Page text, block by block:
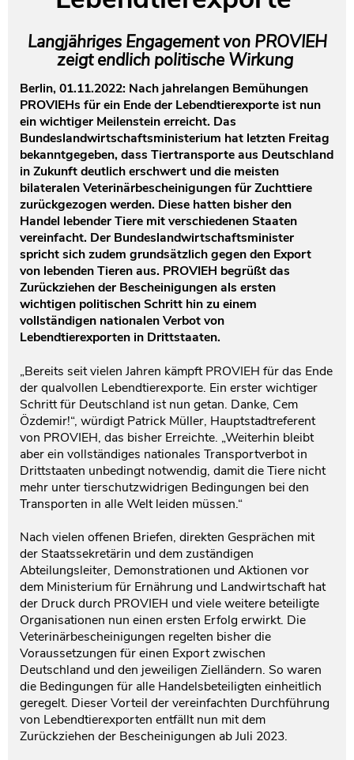
Langjähriges Engagement von PROVIEH
zeigt endlich politische Wirkung
Berlin, 01.11.2022: Nach jahrelangen Bemühungen
PROVIEHs für ein Ende der Lebendtierexporte ist nun
ein wichtiger Meilenstein erreicht. Das
Bundeslandwirtschaftsministerium hat letzten Freitag
bekanntgegeben, dass Tiertransporte aus Deutschland
in Zukunft deutlich erschwert und die meisten
bilateralen Veterinärbescheinigungen für Zuchttiere
zurückgezogen werden. Diese hatten bisher den
Handel lebender Tiere mit verschiedenen Staaten
vereinfacht. Der Bundeslandwirtschaftsminister
spricht sich zudem grundsätzlich gegen den Export
von lebenden Tieren aus. PROVIEH begrüßt das
Zurückziehen der Bescheinigungen als ersten
wichtigen politischen Schritt hin zu einem
vollständigen nationalen Verbot von
Lebendtierexporten in Drittstaaten.
„Bereits seit vielen Jahren kämpft PROVIEH für das Ende
der qualvollen Lebendtierexporte. Ein erster wichtiger
Schritt für Deutschland ist nun getan. Danke, Cem
Özdemir!“, würdigt Patrick Müller, Hauptstadtreferent
von PROVIEH, das bisher Erreichte. „Weiterhin bleibt
aber ein vollständiges nationales Transportverbot in
Drittstaaten unbedingt notwendig, damit die Tiere nicht
mehr unter tierschutzwidrigen Bedingungen bei den
Transporten in alle Welt leiden müssen.“
Nach vielen offenen Briefen, direkten Gesprächen mit
der Staatssekretärin und dem zuständigen
Abteilungsleiter, Demonstrationen und Aktionen vor
dem Ministerium für Ernährung und Landwirtschaft hat
der Druck durch PROVIEH und viele weitere beteiligte
Organisationen nun einen ersten Erfolg erwirkt. Die
Veterinärbescheinigungen regelten bisher die
Voraussetzungen für einen Export zwischen
Deutschland und den jeweiligen Zielländern. So waren
die Bedingungen für alle Handelsbeteiligten einheitlich
geregelt. Dieser Vorteil der vereinfachten Durchführung
von Lebendtierexporten entfällt nun mit dem
Zurückziehen der Bescheinigungen ab Juli 2023.